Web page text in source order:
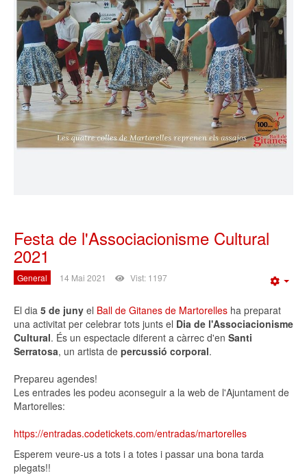
Festa de l'Associacionisme Cultural
2021
General 14 Mai 2021 Vist: 1197
El dia 5 de juny el Ball de Gitanes de Martorelles ha preparat
una activitat per celebrar tots junts el Dia de l'Associacionisme
Cultural. És un espectacle diferent a càrrec d'en Santi
Serratosa, un artista de percussió corporal.
Prepareu agendes!
Les entrades les podeu aconseguir a la web de l'Ajuntament de
Martorelles:
https://entradas.codetickets.com/entradas/martorelles
Esperem veure-us a tots i a totes i passar una bona tarda
plegats!!